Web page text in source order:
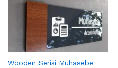
Wooden Serisi Muhasebe